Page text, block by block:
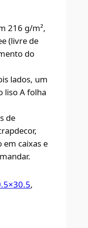
216 g/m²,
(livre de
do
lados, um
liso A folha
de
em caixas e